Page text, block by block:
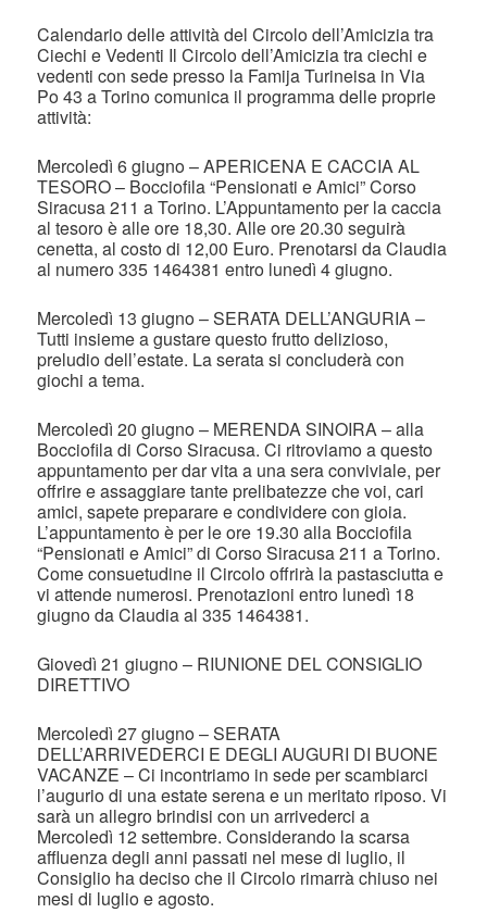
Calendario delle attività del Circolo dell’Amicizia tra
Ciechi e Vedenti Il Circolo dell’Amicizia tra ciechi e
vedenti con sede presso la Famija Turineisa in Via
Po 43 a Torino comunica il programma delle proprie
attività:
Mercoledì 6 giugno – APERICENA E CACCIA AL
TESORO – Bocciofila “Pensionati e Amici” Corso
Siracusa 211 a Torino. L’Appuntamento per la caccia
al tesoro è alle ore 18,30. Alle ore 20.30 seguirà
cenetta, al costo di 12,00 Euro. Prenotarsi da Claudia
al numero 335 1464381 entro lunedì 4 giugno.
Mercoledì 13 giugno – SERATA DELL’ANGURIA –
Tutti insieme a gustare questo frutto delizioso,
preludio dell’estate. La serata si concluderà con
giochi a tema.
Mercoledì 20 giugno – MERENDA SINOIRA – alla
Bocciofila di Corso Siracusa. Ci ritroviamo a questo
appuntamento per dar vita a una sera conviviale, per
offrire e assaggiare tante prelibatezze che voi, cari
amici, sapete preparare e condividere con gioia.
L’appuntamento è per le ore 19.30 alla Bocciofila
“Pensionati e Amici” di Corso Siracusa 211 a Torino.
Come consuetudine il Circolo offrirà la pastasciutta e
vi attende numerosi. Prenotazioni entro lunedì 18
giugno da Claudia al 335 1464381.
Giovedì 21 giugno – RIUNIONE DEL CONSIGLIO
DIRETTIVO
Mercoledì 27 giugno – SERATA
DELL’ARRIVEDERCI E DEGLI AUGURI DI BUONE
VACANZE – Ci incontriamo in sede per scambiarci
l’augurio di una estate serena e un meritato riposo. Vi
sarà un allegro brindisi con un arrivederci a
Mercoledì 12 settembre. Considerando la scarsa
affluenza degli anni passati nel mese di luglio, il
Consiglio ha deciso che il Circolo rimarrà chiuso nei
mesi di luglio e agosto.